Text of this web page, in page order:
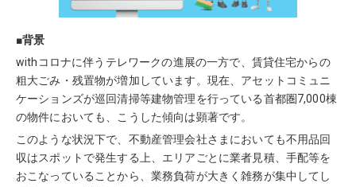
■背景
withコロナに伴うテレワークの進展の一方で、賃貸住宅からの
粗大ごみ・残置物が増加しています。現在、 アセットコミュニ
ケーションズが巡回清掃等建物管理を行っている首都圏7,000棟
の物件においても、こうした傾向は顕著です。
このような状況下で、不動産管理会社さまにおいても不用品回
収はスポットで発生する上、エリアごとに業者見積、手配等を
おこなっていることから、業務負荷が大きく雑務が集中してし